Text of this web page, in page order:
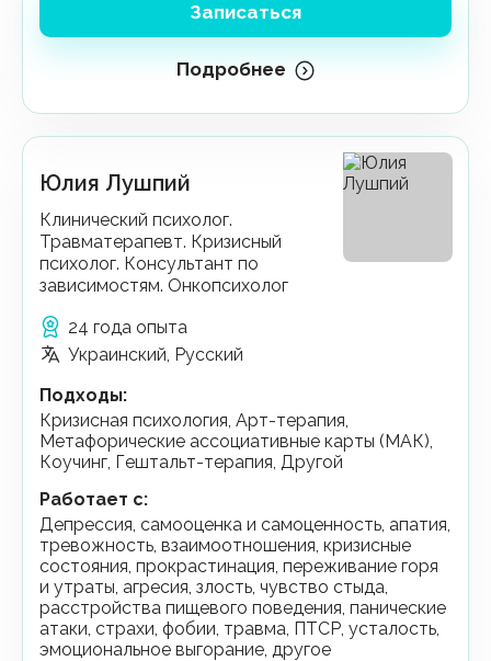
Записаться
Подробнее
Юлия Лушпий
Клинический психолог.
Травматерапевт. Кризисный
психолог. Консультант по
зависимостям. Онкопсихолог
24 года опыта
Украинский, Русский
Подходы:
Кризисная психология, Арт-терапия,
Метафорические ассоциативные карты (МАК),
Коучинг, Гештальт-терапия, Другой
Работает с:
депрессия, самооценка и самоценность, апатия,
тревожность, взаимоотношения, кризисные
состояния, прокрастинация, переживание горя
и утраты, агресия, злость, чувство стыда,
расстройства пищевого поведения, панические
атаки, страхи, фобии, травма, ПТСР, усталость,
эмоциональное выгорание, другое